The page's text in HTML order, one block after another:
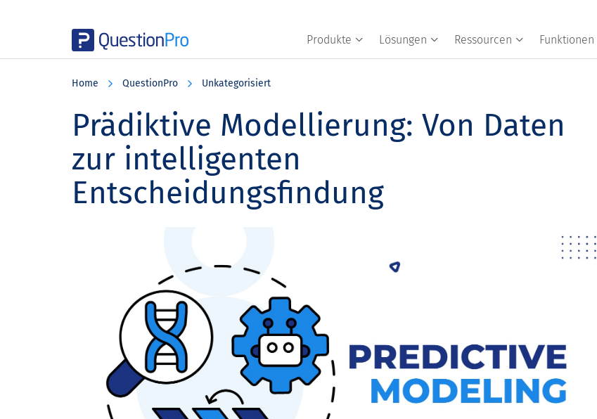
Produkte Lösungen Ressourcen Funktionen
Home QuestionPro Unkategorisiert
Prädiktive Modellierung: Von Daten
zur intelligenten
Entscheidungsfindung